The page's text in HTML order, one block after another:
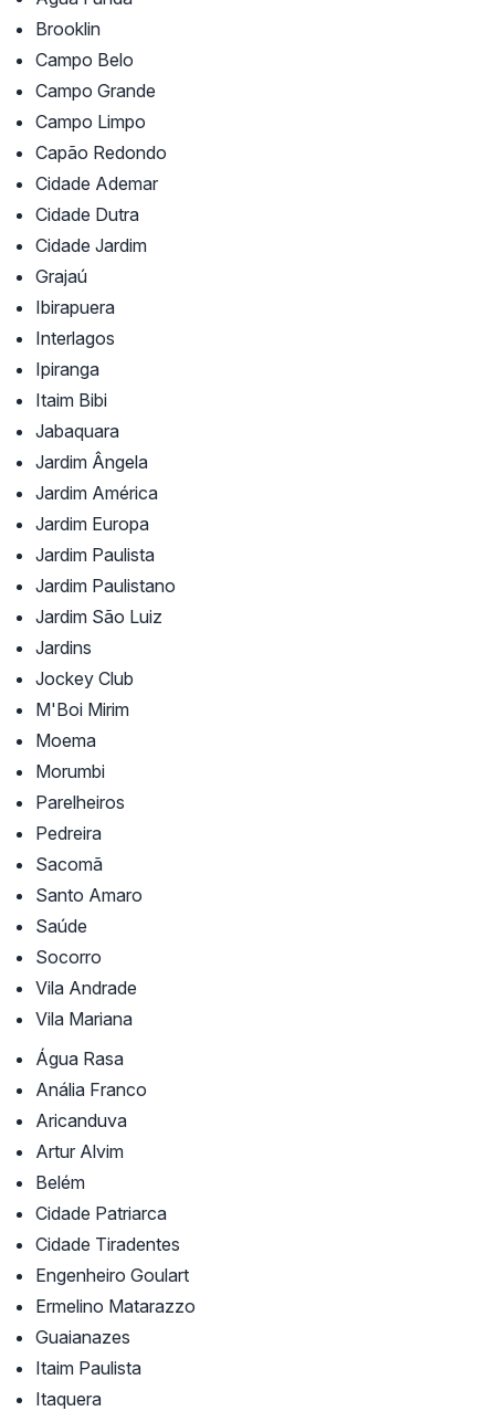
Brooklin
Campo Belo
Campo Grande
Campo Limpo
Capão Redondo
Cidade Ademar
Cidade Dutra
Cidade Jardim
Grajaú
Ibirapuera
Interlagos
Ipiranga
Itaim Bibi
Jabaquara
Jardim Ângela
Jardim América
Jardim Europa
Jardim Paulista
Jardim Paulistano
Jardim São Luiz
Jardins
Jockey Club
M'Boi Mirim
Moema
Morumbi
Parelheiros
Pedreira
Sacomã
Santo Amaro
Saúde
Socorro
Vila Andrade
Vila Mariana
Água Rasa
Anália Franco
Aricanduva
Artur Alvim
Belém
Cidade Patriarca
Cidade Tiradentes
Engenheiro Goulart
Ermelino Matarazzo
Guaianazes
Itaim Paulista
Itaquera